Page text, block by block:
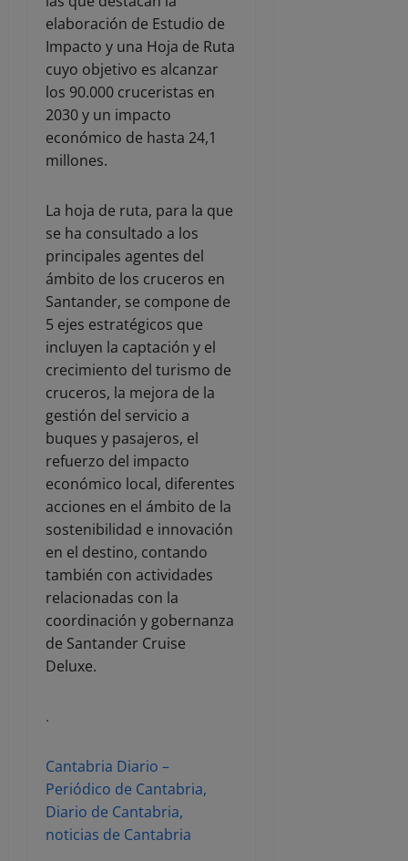
elaboración de Estudio de
Impacto y una Hoja de Ruta
cuyo objetivo es alcanzar
los 90.000 cruceristas en
2030 y un impacto
económico de hasta 24,1
millones.
La hoja de ruta, para la que
se ha consultado a los
principales agentes del
ámbito de los cruceros en
Santander, se compone de
5 ejes estratégicos que
incluyen la captación y el
crecimiento del turismo de
cruceros, la mejora de la
gestión del servicio a
buques y pasajeros, el
refuerzo del impacto
económico local, diferentes
acciones en el ámbito de la
sostenibilidad e innovación
en el destino, contando
también con actividades
relacionadas con la
coordinación y gobernanza
de Santander Cruise
Deluxe.
.
Cantabria Diario –
Periódico de Cantabria,
Diario de Cantabria,
noticias de Cantabria